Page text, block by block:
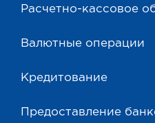
Расчетно-кассовое
Валютные операции
Кредитование
Предоставление